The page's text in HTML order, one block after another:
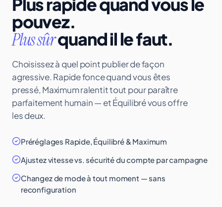
pouvez.
Plus sûrquand il le faut.
Choisissez à quel point publier de façon
agressive. Rapide fonce quand vous êtes
pressé, Maximum ralentit tout pour paraître
parfaitement humain — et Équilibré vous offre
les deux.
Préréglages Rapide, Équilibré & Maximum
Ajustez vitesse vs. sécurité du compte par campagne
Changez de mode à tout moment — sans
reconfiguration